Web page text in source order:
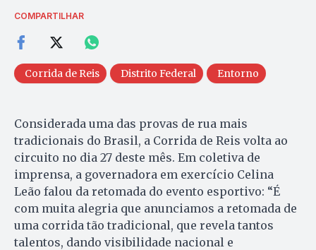
COMPARTILHAR
Corrida de Reis Distrito Federal Entorno
Considerada uma das provas de rua mais
tradicionais do Brasil, a Corrida de Reis volta ao
circuito no dia 27 deste mês. Em coletiva de
imprensa, a governadora em exercício Celina
Leão falou da retomada do evento esportivo: “É
com muita alegria que anunciamos a retomada de
uma corrida tão tradicional, que revela tantos
talentos, dando visibilidade nacional e